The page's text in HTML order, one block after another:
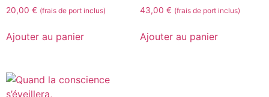
20,00 € (frais de port inclus)
Ajouter au panier
43,00 € (frais de port inclus)
Ajouter au panier